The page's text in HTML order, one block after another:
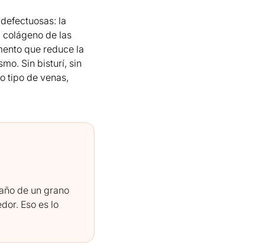
la
de las
que reduce la
Sin bisturí, sin
tipo de venas,
de un grano
Eso es lo